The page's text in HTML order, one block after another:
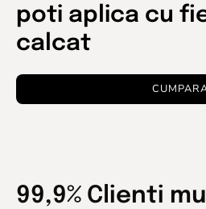
poti aplica cu
calcat
99,9% Clienti